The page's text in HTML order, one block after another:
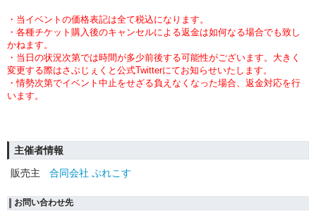
・当イベントの価格表記は全て税込になります。
・各種チケット購入後のキャンセルによる返金は如何なる場合でも致し
かねます。
・当日の状況次第では時間が多少前後する可能性がございます。大きく
変更する際はさぶじぇくと公式Twitterにてお知らせいたします。
・情勢次第でイベント中止をせざる負えなくなった場合、返金対応を行
います。
主催者情報
販売主
合同会社 ぷれこす
お問い合わせ先